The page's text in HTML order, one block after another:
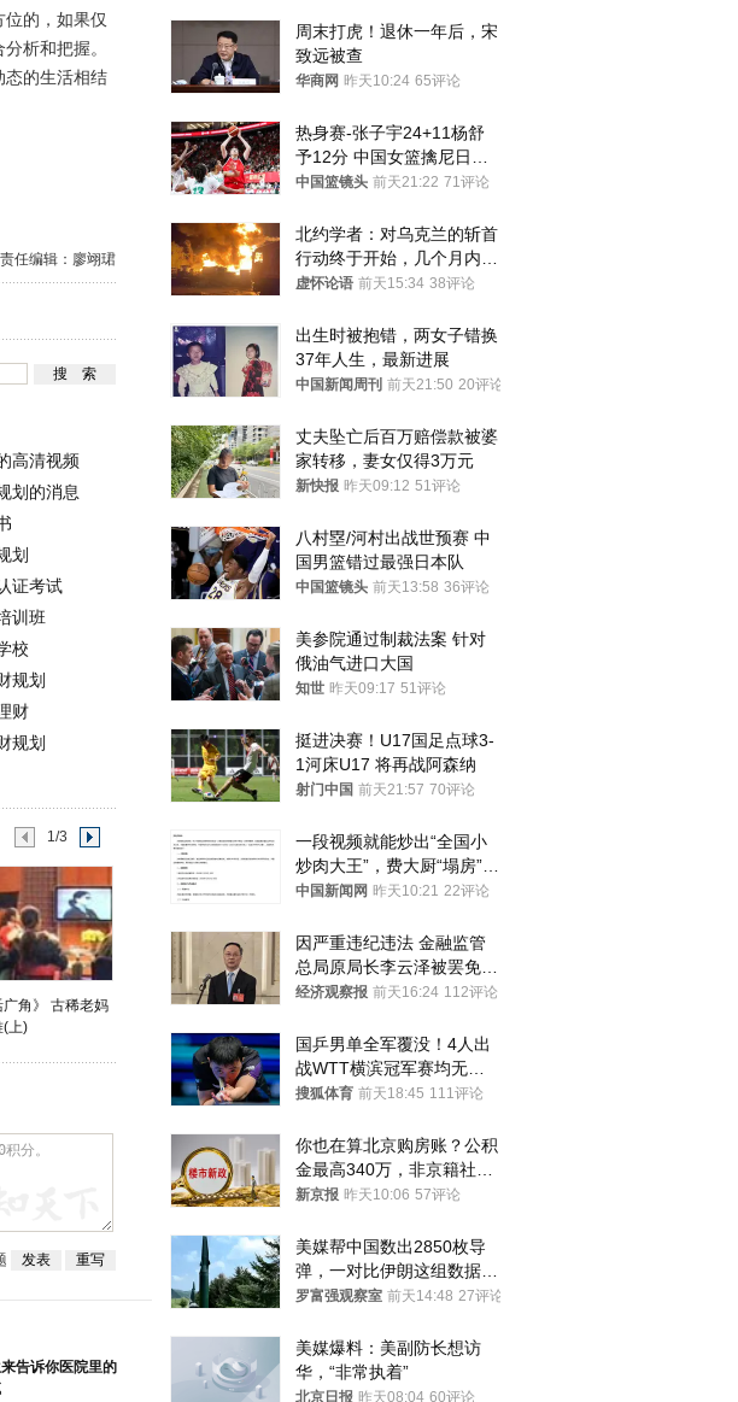
的，如果仅
析和把握。
态的生活相结
责任编辑：廖翊珺
高清视频
划的消息
划
证考试
训班
校
规划
财
规划
1/3
广角》 古稀老妈
(上)
告诉你医院里的
周末打虎！退休一年后，宋
致远被查
华商网 昨天10:24 65评论
热身赛-张子宇24+11杨舒
予12分 中国女篮擒尼日利
亚
中国篮镜头 前天21:22 71评论
北约学者：对乌克兰的斩首
行动终于开始，几个月内乌
将投降
虚怀论语 前天15:34 38评论
出生时被抱错，两女子错换
37年人生，最新进展
中国新闻周刊 前天21:50 20评论
丈夫坠亡后百万赔偿款被婆
家转移，妻女仅得3万元
新快报 昨天09:12 51评论
八村塁/河村出战世预赛 中
国男篮错过最强日本队
中国篮镜头 前天13:58 36评论
美参院通过制裁法案 针对
俄油气进口大国
知世 昨天09:17 51评论
挺进决赛！U17国足点球3-
1河床U17 将再战阿森纳
射门中国 前天21:57 70评论
一段视频就能炒出“全国小
炒肉大王”，费大厨“塌房”了
吗？
中国新闻网 昨天10:21 22评论
因严重违纪违法 金融监管
总局原局长李云泽被罢免全
国人大代表
经济观察报 前天16:24 112评论
国乒男单全军覆没！4人出
战WTT横滨冠军赛均无缘
八强
搜狐体育 前天18:45 111评论
你也在算北京购房账？公积
金最高340万，非京籍社保
1年
新京报 昨天10:06 57评论
美媒帮中国数出2850枚导
弹，一对比伊朗这组数据，
发现出大事了
罗富强观察室 前天14:48 27评论
美媒爆料：美副防长想访
华，“非常执着”
北京日报 昨天08:04 60评论